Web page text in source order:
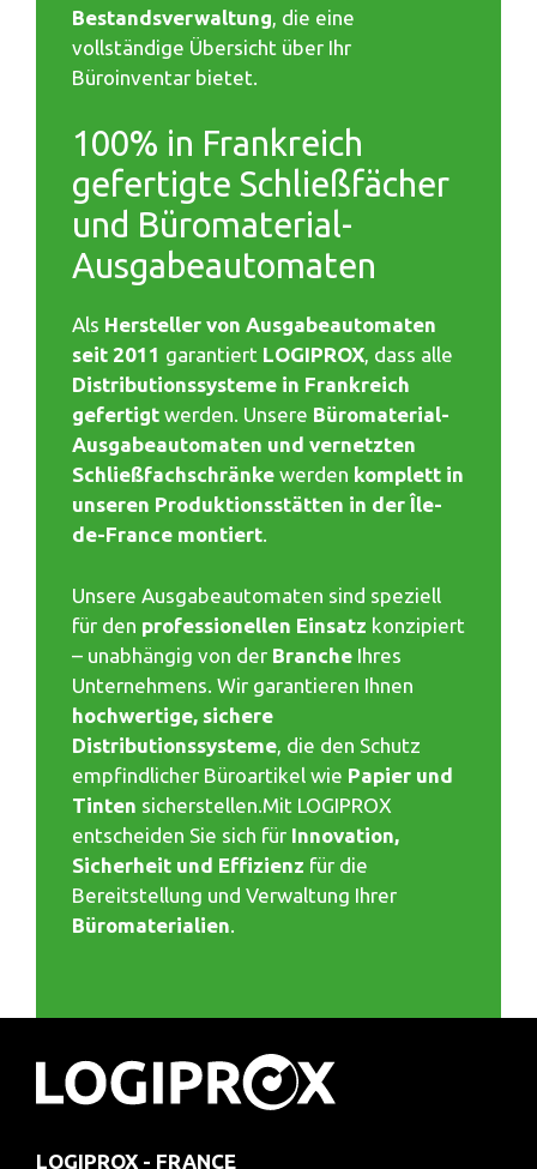
Bestandsverwaltung, die eine
vollständige Übersicht über Ihr
Büroinventar bietet.
100% in Frankreich
gefertigte Schließfächer
und Büromaterial-
Ausgabeautomaten
Als Hersteller von Ausgabeautomaten
seit 2011 garantiert LOGIPROX, dass alle
Distributionssysteme in Frankreich
gefertigt werden. Unsere Büromaterial-
Ausgabeautomaten und vernetzten
Schließfachschränke werden komplett in
unseren Produktionsstätten in der Île-
de-France montiert.
Unsere Ausgabeautomaten sind speziell
für den professionellen Einsatz konzipiert
– unabhängig von der Branche Ihres
Unternehmens. Wir garantieren Ihnen
hochwertige, sichere
Distributionssysteme, die den Schutz
empfindlicher Büroartikel wie Papier und
Tinten sicherstellen.Mit LOGIPROX
entscheiden Sie sich für Innovation,
Sicherheit und Effizienz für die
Bereitstellung und Verwaltung Ihrer
Büromaterialien.
LOGIPROX - FRANCE